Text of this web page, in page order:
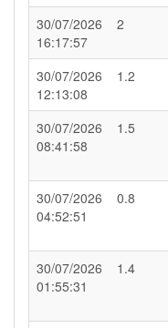
30/07/2026
16:17:57
2
30/07/2026
12:13:08
1.2
30/07/2026
08:41:58
1.5
30/07/2026
04:52:51
0.8
30/07/2026
01:55:31
1.4